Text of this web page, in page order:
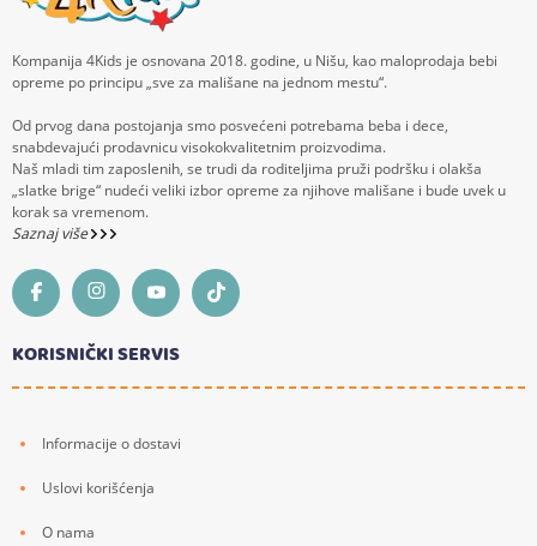
Kompanija 4Kids je osnovana 2018. godine, u Nišu, kao maloprodaja bebi
opreme po principu „sve za mališane na jednom mestu“.
Od prvog dana postojanja smo posvećeni potrebama beba i dece,
snabdevajući prodavnicu visokokvalitetnim proizvodima.
Naš mladi tim zaposlenih, se trudi da roditeljima pruži podršku i olakša
„slatke brige“ nudeći veliki izbor opreme za njihove mališane i bude uvek u
korak sa vremenom.
Saznaj više
KORISNIČKI SERVIS
Informacije o dostavi
Uslovi korišćenja
O nama